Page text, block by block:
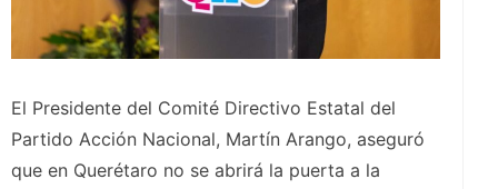
El Presidente del Comité Directivo Estatal del
Partido Acción Nacional, Martín Arango, aseguró
que en Querétaro no se abrirá la puerta a la